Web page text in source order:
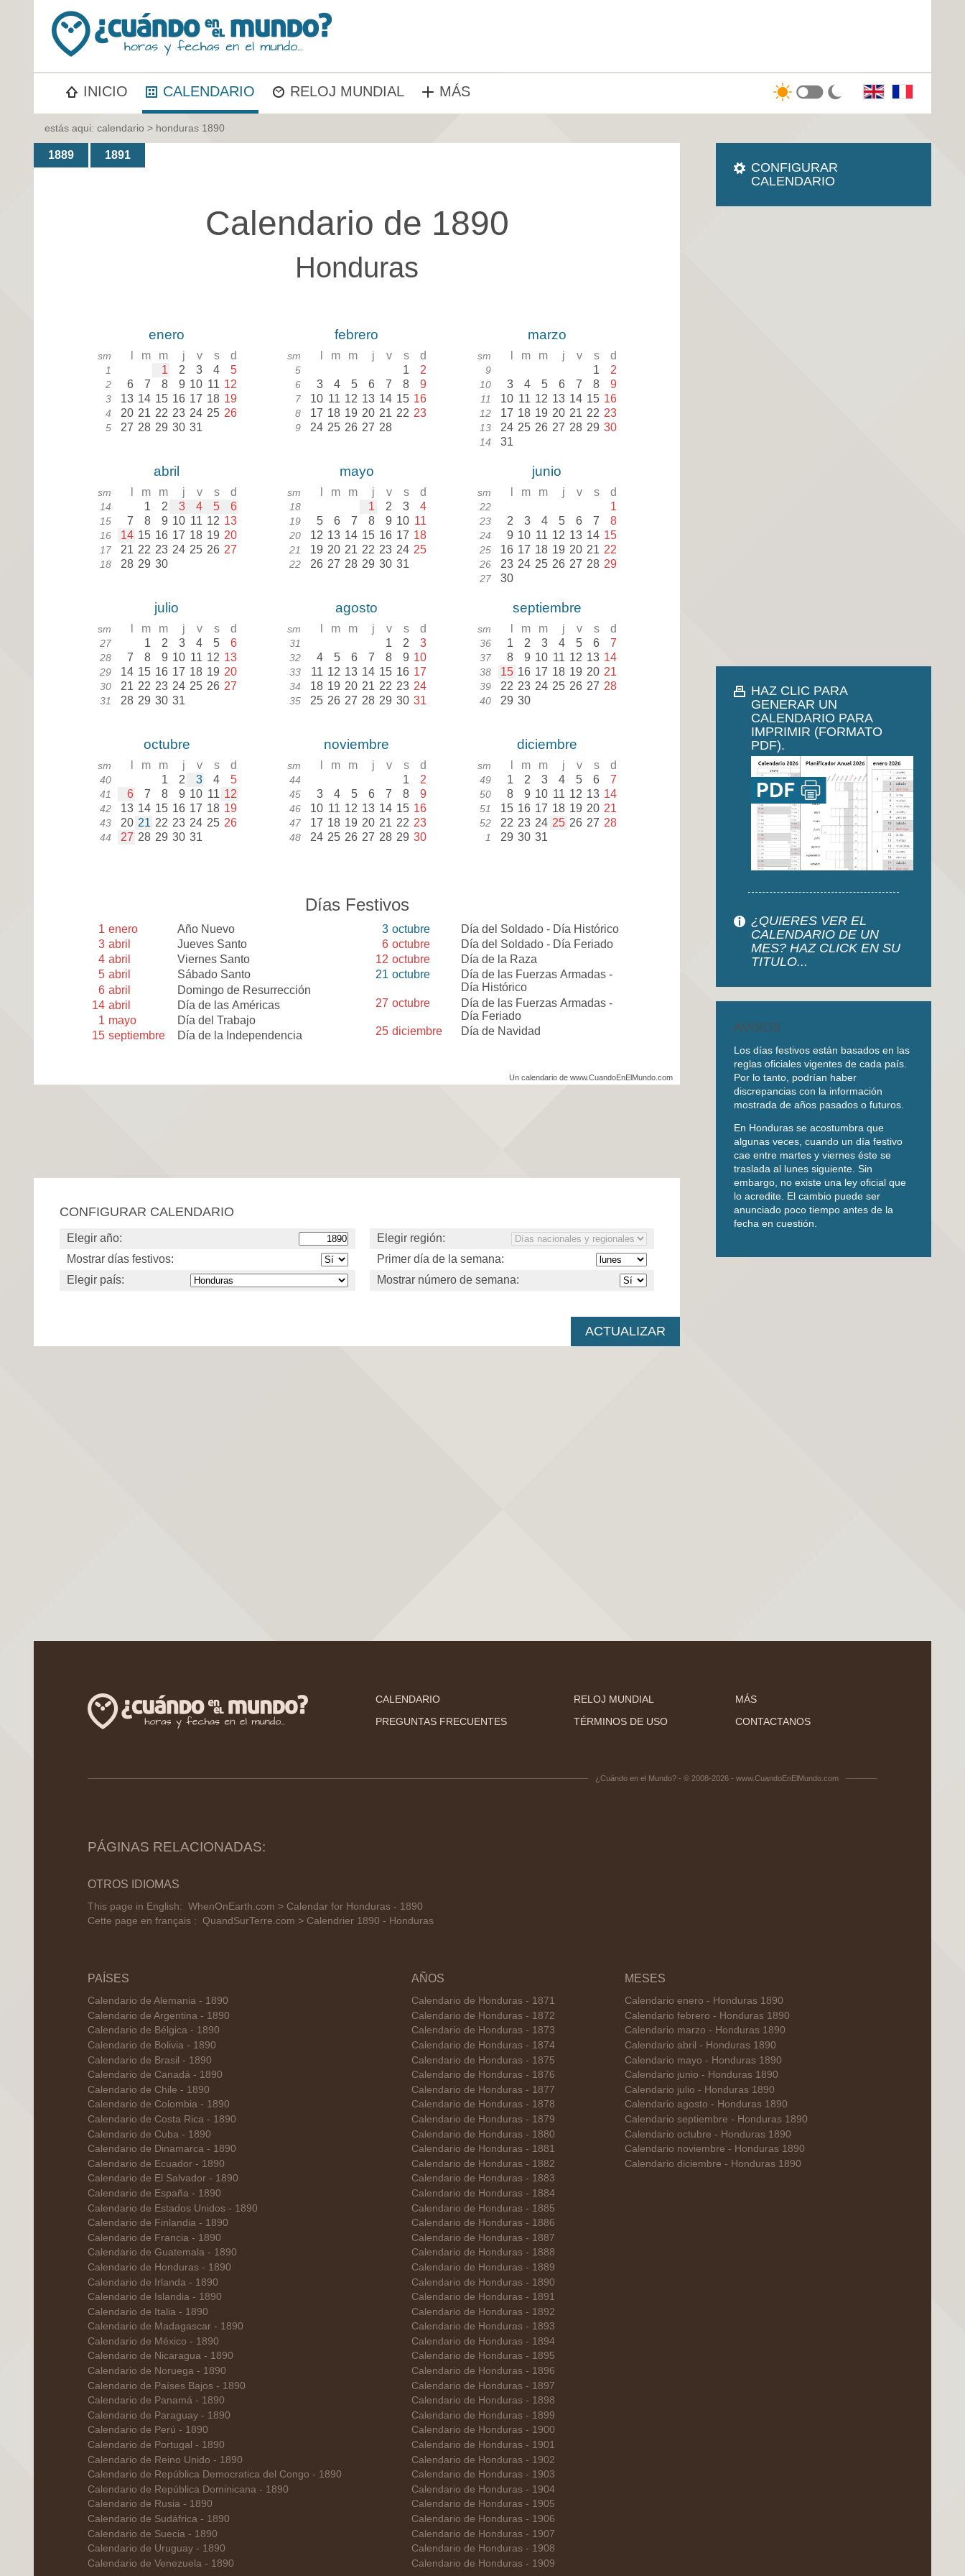
INICIO CALENDARIO RELOJ MUNDIAL MÁS
estás aqui: calendario > honduras 1890
1889 1891
Calendario de 1890
Honduras
enero
sm m m j v s d
1 1 2 3 4 5
2 6 7 8 9 10 11 12
3 13 14 15 16 17 18 19
4 20 21 22 23 24 25 26
5 27 28 29 30 31
febrero
sm m m j v s d
5 1 2
6 3 4 5 6 7 8 9
7 10 11 12 13 14 15 16
8 17 18 19 20 21 22 23
9 24 25 26 27 28
marzo
sm m m j v s d
9 1 2
10 3 4 5 6 7 8 9
11 10 11 12 13 14 15 16
12 17 18 19 20 21 22 23
13 24 25 26 27 28 29 30
14 31
abril
sm m m j v s d
14 1 2 3 4 5 6
15 7 8 9 10 11 12 13
16 14 15 16 17 18 19 20
17 21 22 23 24 25 26 27
18 28 29 30
mayo
sm m m j v s d
18 1 2 3 4
19 5 6 7 8 9 10 11
20 12 13 14 15 16 17 18
21 19 20 21 22 23 24 25
22 26 27 28 29 30 31
junio
sm m m j v s d
22 1
23 2 3 4 5 6 7 8
24 9 10 11 12 13 14 15
25 16 17 18 19 20 21 22
26 23 24 25 26 27 28 29
27 30
julio
sm m m j v s d
27 1 2 3 4 5 6
28 7 8 9 10 11 12 13
29 14 15 16 17 18 19 20
30 21 22 23 24 25 26 27
31 28 29 30 31
agosto
sm m m j v s d
31 1 2 3
32 4 5 6 7 8 9 10
33 11 12 13 14 15 16 17
34 18 19 20 21 22 23 24
35 25 26 27 28 29 30 31
septiembre
sm m m j v s d
36 1 2 3 4 5 6 7
37 8 9 10 11 12 13 14
38 15 16 17 18 19 20 21
39 22 23 24 25 26 27 28
40 29 30
octubre
sm m m j v s d
40 1 2 3 4 5
41 6 7 8 9 10 11 12
42 13 14 15 16 17 18 19
43 20 21 22 23 24 25 26
44 27 28 29 30 31
noviembre
sm m m j v s d
44 1 2
45 3 4 5 6 7 8 9
46 10 11 12 13 14 15 16
47 17 18 19 20 21 22 23
48 24 25 26 27 28 29 30
diciembre
sm m m j v s d
49 1 2 3 4 5 6 7
50 8 9 10 11 12 13 14
51 15 16 17 18 19 20 21
52 22 23 24 25 26 27 28
1 29 30 31
Días Festivos
1 enero
Año Nuevo
3 abril
Jueves Santo
4 abril
Viernes Santo
5 abril
Sábado Santo
6 abril
Domingo de Resurrección
14 abril
Día de las Américas
1 mayo
Día del Trabajo
15 septiembre Día de la Independencia
3 octubre
Día del Soldado - Día Histórico
6 octubre
Día del Soldado - Día Feriado
12 octubre
Día de la Raza
21 octubre
Día de las Fuerzas Armadas -
Día Histórico
27 octubre
Día de las Fuerzas Armadas -
Día Feriado
25 diciembre Día de Navidad
Un calendario de www.CuandoEnElMundo.com
CONFIGURAR CALENDARIO
Elegir año:
Mostrar días festivos:
Elegir país:
Elegir región:
Primer día de la semana:
Mostrar número de semana:
CONFIGURAR
CALENDARIO
HAZ CLIC PARA
GENERAR UN
CALENDARIO PARA
IMPRIMIR (FORMATO
PDF).
¿QUIERES VER EL
CALENDARIO DE UN
MES? HAZ CLICK EN SU
TITULO...
AVISOS
Los días festivos están basados en las
reglas oficiales vigentes de cada país.
Por lo tanto, podrían haber
discrepancias con la información
mostrada de años pasados o futuros.
En Honduras se acostumbra que
algunas veces, cuando un día festivo
cae entre martes y viernes éste se
traslada al lunes siguiente. Sin
embargo, no existe una ley oficial que
lo acredite. El cambio puede ser
anunciado poco tiempo antes de la
fecha en cuestión.
CALENDARIO RELOJ MUNDIAL
MÁS
PREGUNTAS FRECUENTES
TÉRMINOS DE USO CONTACTANOS
¿Cuándo en el Mundo? - © 2008-2026 - www.CuandoEnElMundo.com
PÁGINAS RELACIONADAS:
OTROS IDIOMAS
This page in English: WhenOnEarth.com > Calendar for Honduras - 1890
Cette page en français : QuandSurTerre.com > Calendrier 1890 - Honduras
PAÍSES
Calendario de Alemania - 1890
Calendario de Argentina - 1890
Calendario de Bélgica - 1890
Calendario de Bolivia - 1890
Calendario de Brasil - 1890
Calendario de Canadá - 1890
Calendario de Chile - 1890
Calendario de Colombia - 1890
Calendario de Costa Rica - 1890
Calendario de Cuba - 1890
Calendario de Dinamarca - 1890
Calendario de Ecuador - 1890
Calendario de El Salvador - 1890
Calendario de España - 1890
Calendario de Estados Unidos - 1890
Calendario de Finlandia - 1890
Calendario de Francia - 1890
Calendario de Guatemala - 1890
Calendario de Honduras - 1890
Calendario de Irlanda - 1890
Calendario de Islandia - 1890
Calendario de Italia - 1890
Calendario de Madagascar - 1890
Calendario de México - 1890
Calendario de Nicaragua - 1890
Calendario de Noruega - 1890
Calendario de Países Bajos - 1890
Calendario de Panamá - 1890
Calendario de Paraguay - 1890
Calendario de Perú - 1890
Calendario de Portugal - 1890
Calendario de Reino Unido - 1890
Calendario de República Democratica del Congo - 1890
Calendario de República Dominicana - 1890
Calendario de Rusia - 1890
Calendario de Sudáfrica - 1890
Calendario de Suecia - 1890
Calendario de Uruguay - 1890
Calendario de Venezuela - 1890
AÑOS
Calendario de Honduras - 1871
Calendario de Honduras - 1872
Calendario de Honduras - 1873
Calendario de Honduras - 1874
Calendario de Honduras - 1875
Calendario de Honduras - 1876
Calendario de Honduras - 1877
Calendario de Honduras - 1878
Calendario de Honduras - 1879
Calendario de Honduras - 1880
Calendario de Honduras - 1881
Calendario de Honduras - 1882
Calendario de Honduras - 1883
Calendario de Honduras - 1884
Calendario de Honduras - 1885
Calendario de Honduras - 1886
Calendario de Honduras - 1887
Calendario de Honduras - 1888
Calendario de Honduras - 1889
Calendario de Honduras - 1890
Calendario de Honduras - 1891
Calendario de Honduras - 1892
Calendario de Honduras - 1893
Calendario de Honduras - 1894
Calendario de Honduras - 1895
Calendario de Honduras - 1896
Calendario de Honduras - 1897
Calendario de Honduras - 1898
Calendario de Honduras - 1899
Calendario de Honduras - 1900
Calendario de Honduras - 1901
Calendario de Honduras - 1902
Calendario de Honduras - 1903
Calendario de Honduras - 1904
Calendario de Honduras - 1905
Calendario de Honduras - 1906
Calendario de Honduras - 1907
Calendario de Honduras - 1908
Calendario de Honduras - 1909
MESES
Calendario enero - Honduras 1890
Calendario febrero - Honduras 1890
Calendario marzo - Honduras 1890
Calendario abril - Honduras 1890
Calendario mayo - Honduras 1890
Calendario junio - Honduras 1890
Calendario julio - Honduras 1890
Calendario agosto - Honduras 1890
Calendario septiembre - Honduras 1890
Calendario octubre - Honduras 1890
Calendario noviembre - Honduras 1890
Calendario diciembre - Honduras 1890